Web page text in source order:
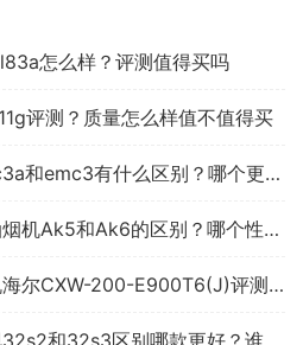
怎么样？评测值得买吗
评测？质量怎么样值不值得买
真实情况透露方太emc3a和emc3有什么区别？哪个更合适
口碑实情分析万家乐油烟机Ak5和Ak6的区别？哪个性价比高、质量更好
「一定要知道」油烟机海尔CXW-200-E900T6(J)评测报告怎么样？质量不靠谱？